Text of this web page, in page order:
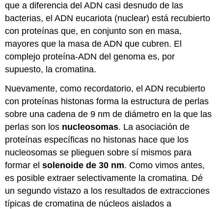
que a diferencia del ADN casi desnudo de las
bacterias, el ADN eucariota (nuclear) está recubierto
con proteínas que, en conjunto son en masa,
mayores que la masa de ADN que cubren. El
complejo proteína-ADN del genoma es, por
supuesto, la cromatina.
Nuevamente, como recordatorio, el ADN recubierto
con proteínas histonas forma la estructura de perlas
sobre una cadena de 9 nm de diámetro en la que las
perlas son los nucleosomas. La asociación de
proteínas específicas no histonas hace que los
nucleosomas se plieguen sobre sí mismos para
formar elsolenoide de 30 nm. Como vimos antes,
es posible extraer selectivamente la cromatina. Dé
un segundo vistazo a los resultados de extracciones
típicas de cromatina de núcleos aislados a